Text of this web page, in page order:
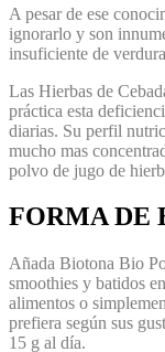
A pesar de ese
ignorarlo y son
insuficiente de
Las Hierbas de
práctica esta
diarias. Su perfil
mucho mas
polvo de jugo de
FORMA DE
Añada Biotona Bio
smoothies y batidos
alimentos o
prefiera según sus
15 g al día.